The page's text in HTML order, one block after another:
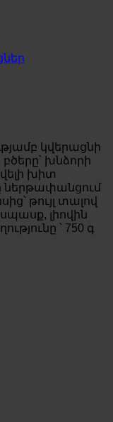
կվերացնի
խնձորի
խիտ
ներթափանցում
թույլ տալով
լիովին
՝ 750 գ